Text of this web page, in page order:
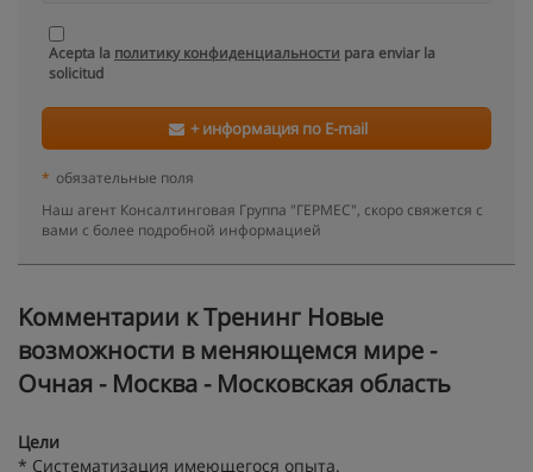
Acepta la политику конфиденциальности para enviar la
solicitud
+ информация по E-mail
* обязательные поля
Наш агент Консалтинговая Группа "ГЕРМЕС", скоро свяжется с
вами с более подробной информацией
Kомментарии к Тренинг Новые
возможности в меняющемся мире -
Очная - Москва - Московская область
Цели
* Систематизация имеющегося опыта.